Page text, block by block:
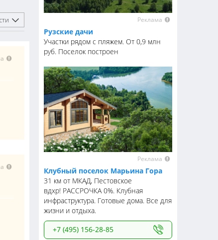
Реклама
Рузские дачи
Участки рядом с пляжем. От 0,9 млн
руб. Поселок построен
Реклама
Клубный поселок Марьина Гора
31 км от МКАД, Пестовское
вдхр! РАССРОЧКА 0%. Клубная
инфраструктура. Готовые дома. Все для
жизни и отдыха.
+7 (495) 156-28-85